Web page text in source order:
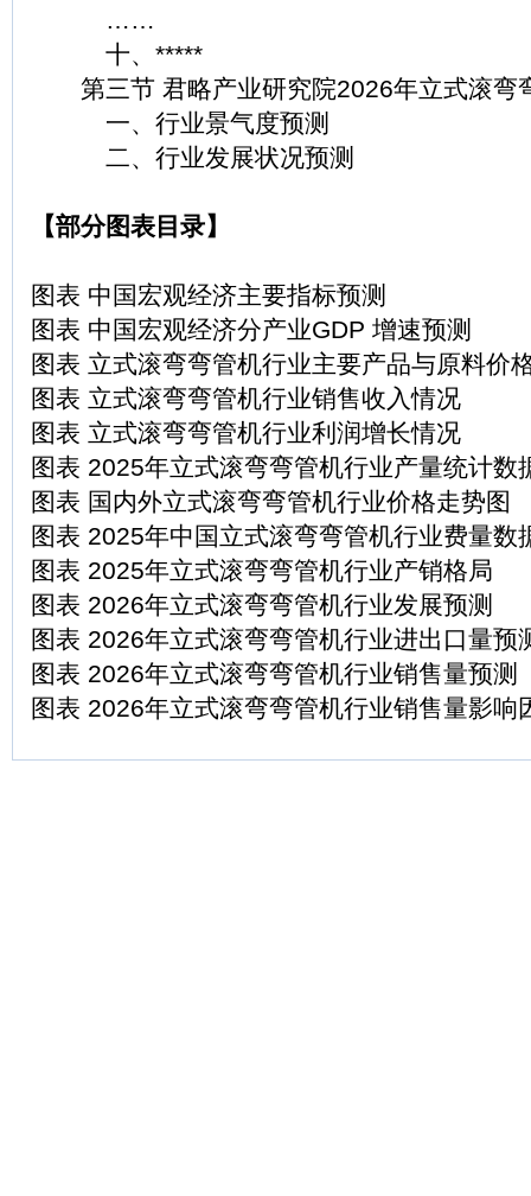
……
十、*****
第三节 君略产业研究院2026年立式滚弯
一、行业景气度预测
二、行业发展状况预测
【部分图表目录】
图表 中国宏观经济主要指标预测
图表 中国宏观经济分产业GDP 增速预测
图表 立式滚弯弯管机行业主要产品与原料价
图表 立式滚弯弯管机行业销售收入情况
图表 立式滚弯弯管机行业利润增长情况
图表 2025年立式滚弯弯管机行业产量统计数
图表 国内外立式滚弯弯管机行业价格走势图
图表 2025年中国立式滚弯弯管机行业费量数
图表 2025年立式滚弯弯管机行业产销格局
图表 2026年立式滚弯弯管机行业发展预测
图表 2026年立式滚弯弯管机行业进出口量预
图表 2026年立式滚弯弯管机行业销售量预测
图表 2026年立式滚弯弯管机行业销售量影响